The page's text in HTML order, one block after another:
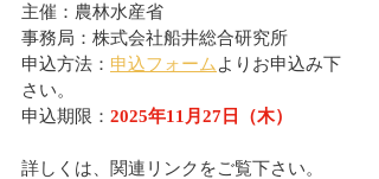
主催：農林水産省
事務局：株式会社船井総合研究所
申込方法： 申込フォーム よりお申込み下
さい。
申込期限： 2025年11月27日（木）
詳しくは、関連リンクをご覧下さい。